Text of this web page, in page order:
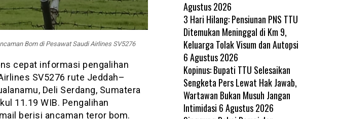
Bom di Pesawat Saudi Airlines SV5276
cepat informasi pengalihan
SV5276 rute Jeddah–
Deli Serdang, Sumatera
11.19 WIB. Pengalihan
berisi ancaman teror bom.
Agustus 2026
3 Hari Hilang: Pensiunan PNS TTU
Ditemukan Meninggal di Km 9,
Keluarga Tolak Visum dan Autopsi
6 Agustus 2026
Kopinus: Bupati TTU Selesaikan
Sengketa Pers Lewat Hak Jawab,
Wartawan Bukan Musuh Jangan
Intimidasi 6 Agustus 2026